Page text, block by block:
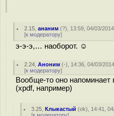
2.15 ,ананим (?), 13:59, 04/03/
[к модератору]
э-э-э,… наоборот. ☺
2.24 ,Аноним (-), 14:36, 04/03/
[к модератору]
Вообще-то оно напоминает
(xpdf, например)
3.25 ,Клыкастый (ok), 14:41,